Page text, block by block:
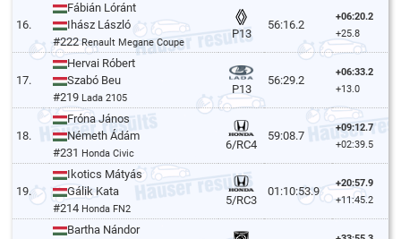
16.
Fábián Lóránt
Ihász László
#222Renault Megane Coupe
P13
56:16.2
+06:20.2
+25.8
17.
Hervai Róbert
Szabó Beu
#219 Lada 2105
P13
56:29.2
+06:33.2
+13.0
18.
Fróna János
Németh Ádám
#231 Honda Civic
6/RC4
59:08.7
+09:12.7
+02:39.5
19.
Ikotics Mátyás
Gálik Kata
#214 Honda FN2
5/RC3
01:10:53.9
+20:57.9
+11:45.2
Bartha Nándor